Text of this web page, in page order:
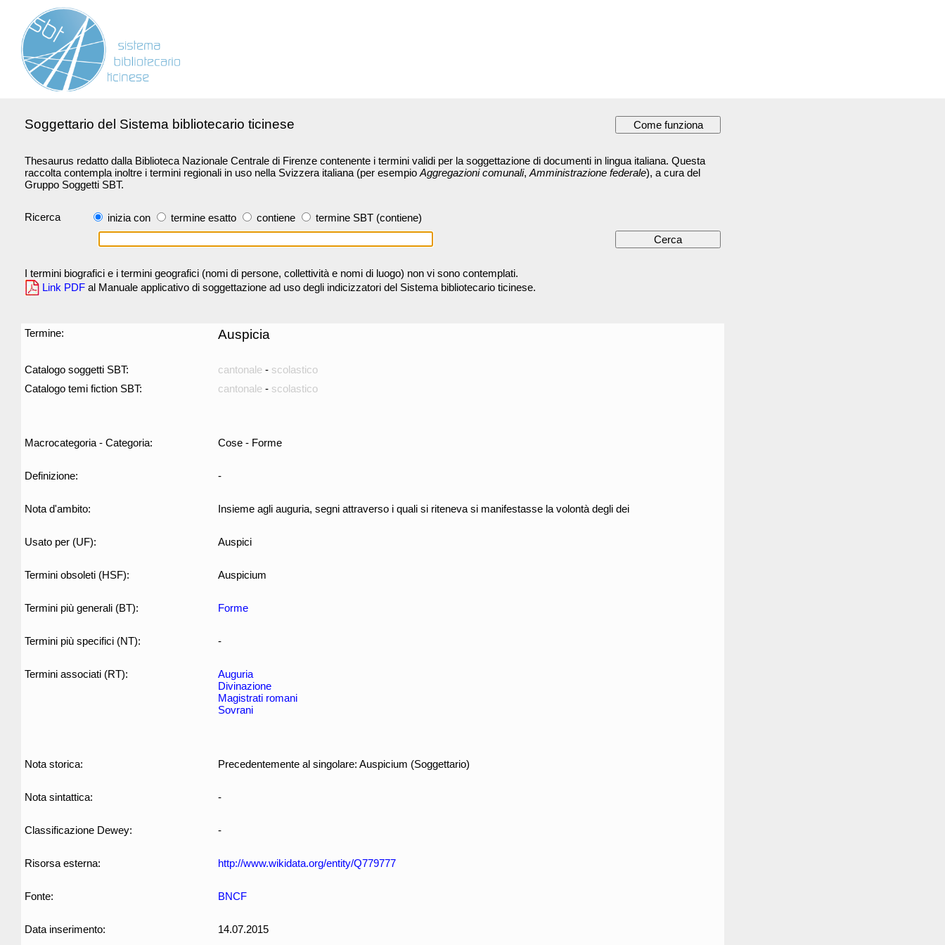
Soggettario del Sistema bibliotecario ticinese
Thesaurus redatto dalla Biblioteca Nazionale Centrale di Firenze contenente i termini validi per la soggettazione di documenti in lingua italiana. Questa
raccolta contempla inoltre i termini regionali in uso nella Svizzera italiana (per esempio Aggregazioni comunali, Amministrazione federale), a cura del
Gruppo Soggetti SBT.
Ricerca inizia con termine esatto contiene termine SBT (contiene)
I termini biografici e i termini geografici (nomi di persone, collettività e nomi di luogo) non vi sono contemplati.
Link PDF al Manuale applicativo di soggettazione ad uso degli indicizzatori del Sistema bibliotecario ticinese.
Termine: Auspicia
Catalogo soggetti SBT: cantonale - scolastico
Catalogo temi fiction SBT:
cantonale - scolastico
Macrocategoria - Categoria: Cose - Forme
Definizione: -
Nota d'ambito: Insieme agli auguria, segni attraverso i quali si riteneva si manifestasse la volontà degli dei
Usato per (UF): Auspici
Termini obsoleti (HSF): Auspicium
Termini più generali (BT): Forme
Termini più specifici (NT): -
Termini associati (RT):
Auguria
Divinazione
Magistrati romani
Sovrani
Nota storica: Precedentemente al singolare: Auspicium (Soggettario)
Nota sintattica: -
Classificazione Dewey: -
Risorsa esterna: http://www.wikidata.org/entity/Q779777
Fonte: BNCF
Data inserimento: 14.07.2015